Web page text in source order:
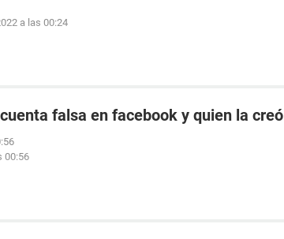
a las 00:24
falsa en facebook y quien la creó
00:56